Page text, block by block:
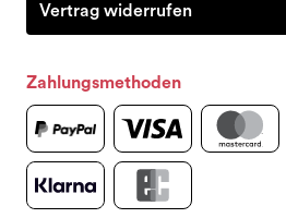
Vertrag widerrufen
Zahlungsmethoden